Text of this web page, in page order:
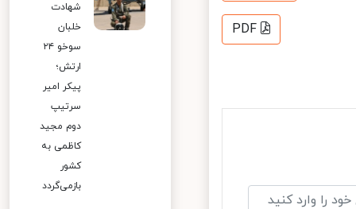
PDF
شهادت
خلبان
سوخو ۲۴
ارتش؛
پیکر امیر
سرتیپ
دوم مجید
کاظمی به
کشور
بازمی‌گردد